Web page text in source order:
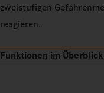
zweistufigen
reagieren.
Funktionen im Überblick